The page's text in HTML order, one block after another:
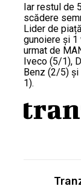
Iar restul de
scădere
Lider de
gunoiere și 1
urmat de
Iveco (5/1),
Benz (2/5) și
1).